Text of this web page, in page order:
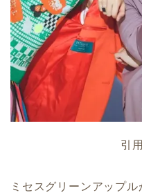
引
ミセスグリーンアップ